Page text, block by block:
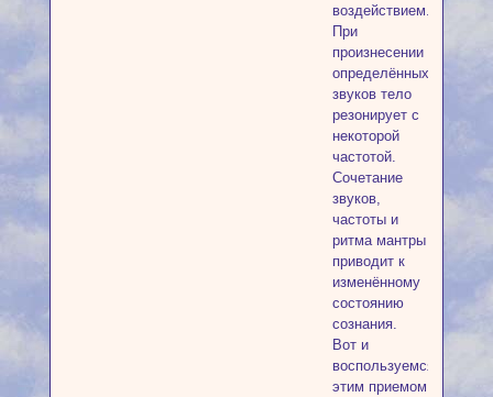
воздействием.
При
произнесении
определённых
звуков тело
резонирует с
некоторой
частотой.
Сочетание
звуков,
частоты и
ритма мантры
приводит к
изменённому
состоянию
сознания.
Вот и
воспользуемся
этим приемом